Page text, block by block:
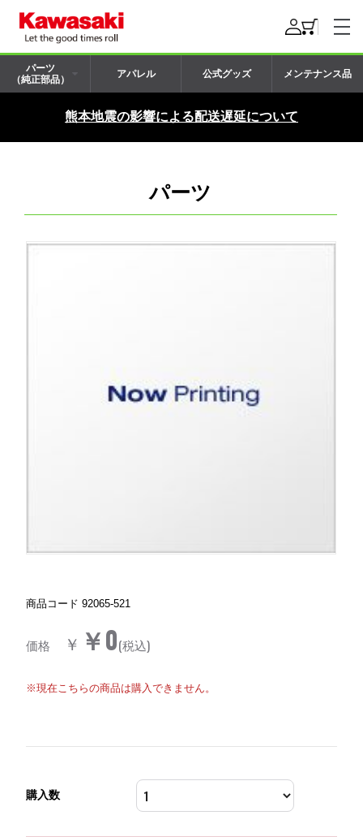
パーツ
（純正部品）
アパレル 公式グッズ メンテナンス品
熊本地震の影響による配送遅延について
パーツ
商品コード 92065-521
価格 ￥ ￥0(税込)
※現在こちらの商品は購入できません。
購入数